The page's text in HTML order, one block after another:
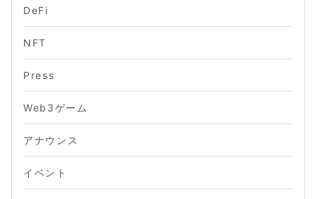
DeFi
NFT
Press
Web3ゲーム
アナウンス
イベント